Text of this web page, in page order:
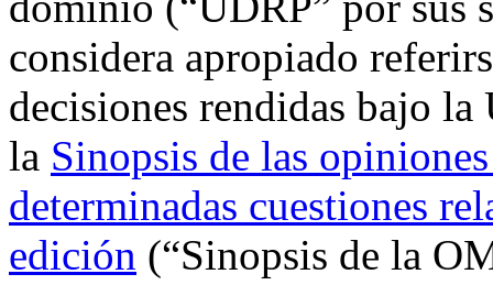
considera apropiado
decisiones rendidas bajo
la Sinopsis de las
determinadas cuestiones
edición (“Sinopsis de la